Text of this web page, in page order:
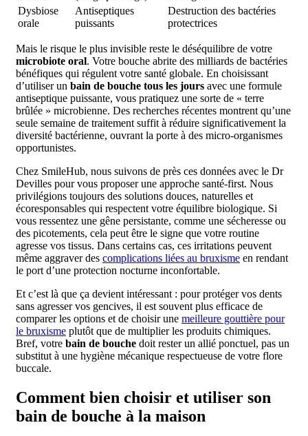
Dysbiose
orale
Antiseptiques
puissants
Destruction des bactéries
protectrices
Mais le risque le plus invisible reste le déséquilibre de votre
microbiote oral. Votre bouche abrite des milliards de bactéries
bénéfiques qui régulent votre santé globale. En choisissant
d’utiliser un bain de bouche tous les jours avec une formule
antiseptique puissante, vous pratiquez une sorte de « terre
brûlée » microbienne. Des recherches récentes montrent qu’une
seule semaine de traitement suffit à réduire significativement la
diversité bactérienne, ouvrant la porte à des micro-organismes
opportunistes.
Chez SmileHub, nous suivons de près ces données avec le Dr
Devilles pour vous proposer une approche santé-first. Nous
privilégions toujours des solutions douces, naturelles et
écoresponsables qui respectent votre équilibre biologique. Si
vous ressentez une gêne persistante, comme une sécheresse ou
des picotements, cela peut être le signe que votre routine
agresse vos tissus. Dans certains cas, ces irritations peuvent
même aggraver des complications liées au bruxisme en rendant
le port d’une protection nocturne inconfortable.
Et c’est là que ça devient intéressant : pour protéger vos dents
sans agresser vos gencives, il est souvent plus efficace de
comparer les options et de choisir une meilleure gouttière pour
le bruxisme plutôt que de multiplier les produits chimiques.
Bref, votre bain de bouche doit rester un allié ponctuel, pas un
substitut à une hygiène mécanique respectueuse de votre flore
buccale.
Comment bien choisir et utiliser son
bain de bouche à la maison